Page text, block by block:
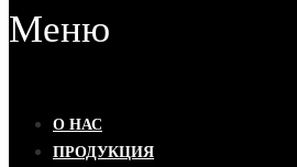
Меню
О НАС
ПРОДУКЦИЯ